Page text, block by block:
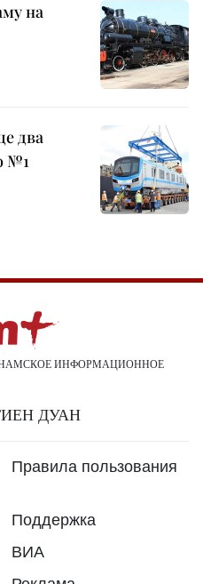
на
два
№1
ИНФОРМАЦИОННОЕ
ДУАН
Правила пользования
Поддержка
ВИА